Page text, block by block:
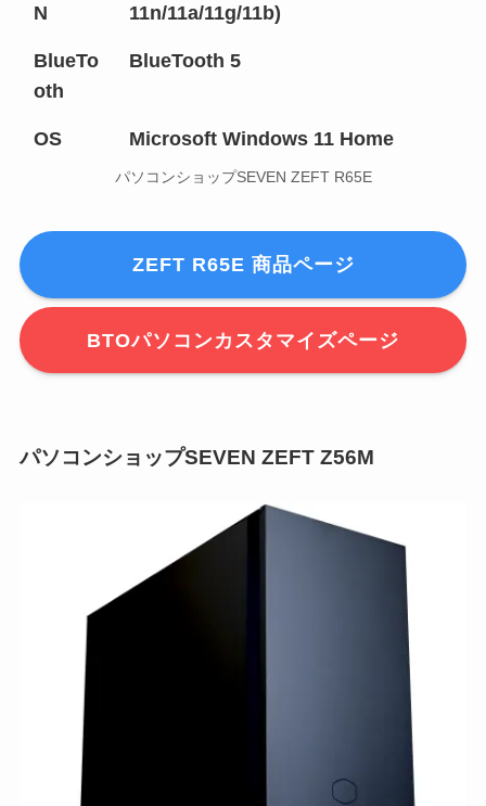
N
11n/11a/11g/11b)
BlueTo
oth
BlueTooth 5
OS Microsoft Windows 11 Home
パソコンショップSEVEN ZEFT R65E
ZEFT R65E 商品ページ
BTOパソコンカスタマイズページ
パソコンショップSEVEN ZEFT Z56M